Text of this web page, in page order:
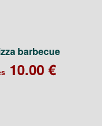
barbecue
10.00 €